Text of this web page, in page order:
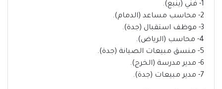
1- فني (ينبع).
2- محاسب مساعد (الدمام).
3- موظف استقبال (جدة).
4- محاسب (الرياض).
5- منسق مبيعات الصيانة (جدة).
6- مدير مدرسة (الخرج).
7- مدير مبيعات (جدة).